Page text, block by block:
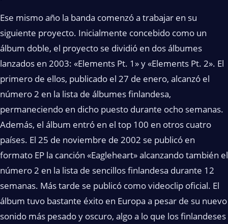
Ese mismo año la banda comenzó a trabajar en su
siguiente proyecto. Inicialmente concebido como un
álbum doble, el proyecto se dividió en dos álbumes
lanzados en 2003: «Elements Pt. 1» y «Elements Pt. 2». El
primero de ellos, publicado el 27 de enero, alcanzó el
número 2 en la lista de álbumes finlandesa,
permaneciendo en dicho puesto durante ocho semanas.
Además, el álbum entró en el top 100 en otros cuatro
países. El 25 de noviembre de 2002 se publicó en
formato EP la canción «Eagleheart» alcanzando también el
número 2 en la lista de sencillos finlandesa durante 12
semanas. Más tarde se publicó como videoclip oficial. El
álbum tuvo bastante éxito en Europa a pesar de su nuevo
sonido más pesado y oscuro, algo a lo que los finlandeses